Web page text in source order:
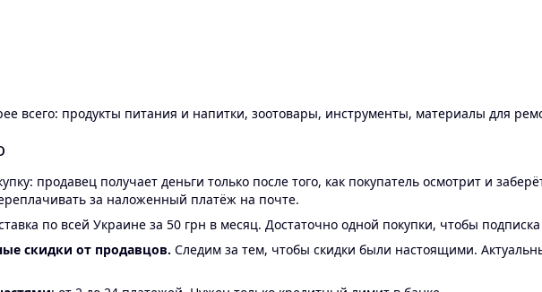
всего: продукты питания и напитки, зоотовары, инструменты, материалы для
продавец получает деньги только после того, как покупатель осмотрит и
за наложенный платёж на почте.
по всей Украине за 50 грн в месяц. Достаточно одной покупки, чтобы подписка
скидки от продавцов. Следим за тем, чтобы скидки были настоящими.